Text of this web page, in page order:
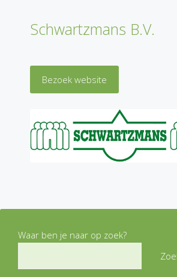
Schwartzmans B.V.
Bezoek website
Waar ben je naar op zoek?